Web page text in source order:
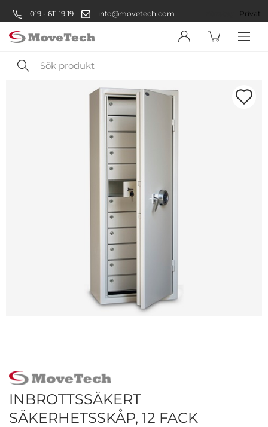
019 - 611 19 19 info@movetech.com Privat
Sök
produkt
INBROTTSSÄKERT
SÄKERHETSSKÅP, 12 FACK
Företag
Privatperson